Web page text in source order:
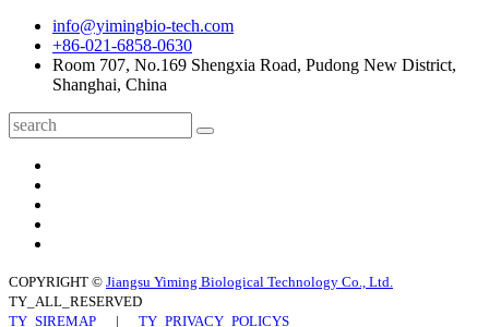
info@yimingbio-tech.com
+86-021-6858-0630
Room 707, No.169 Shengxia Road, Pudong New District,
Shanghai, China
COPYRIGHT © Jiangsu Yiming Biological Technology Co., Ltd.
TY_ALL_RESERVED
TY_SIREMAP | TY_PRIVACY_POLICYS